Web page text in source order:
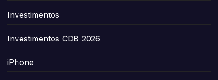
Investimentos
Investimentos CDB 2026
iPhone